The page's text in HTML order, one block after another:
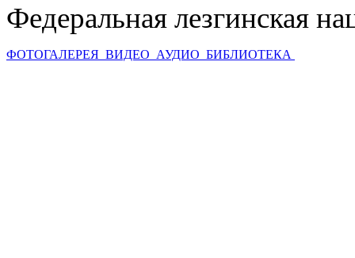
Федеральная лезгинская
ФОТОГАЛЕРЕЯ ВИДЕО АУДИО БИБЛИОТЕКА